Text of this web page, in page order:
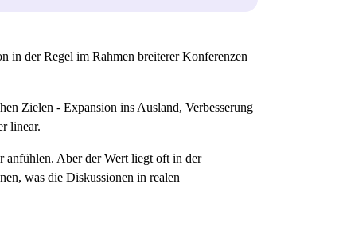
in der Regel im Rahmen breiterer Konferenzen
Zielen - Expansion ins Ausland, Verbesserung
linear.
anfühlen. Aber der Wert liegt oft in der
was die Diskussionen in realen